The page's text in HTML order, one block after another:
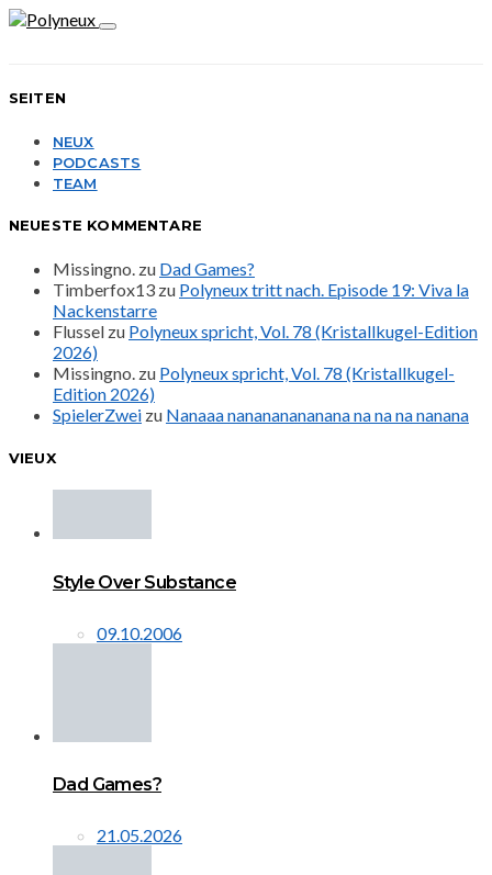
SEITEN
NEUX
PODCASTS
TEAM
NEUESTE KOMMENTARE
Missingno. zu Dad Games?
Timberfox13 zu Polyneux tritt nach. Episode 19: Viva la
Nackenstarre
Flussel zu Polyneux spricht, Vol. 78 (Kristallkugel-Edition
2026)
Missingno. zu Polyneux spricht, Vol. 78 (Kristallkugel-
Edition 2026)
SpielerZwei zu Nanaaa nanananananana na na na nanana
VIEUX
Style Over Substance
09.10.2006
Dad Games?
21.05.2026